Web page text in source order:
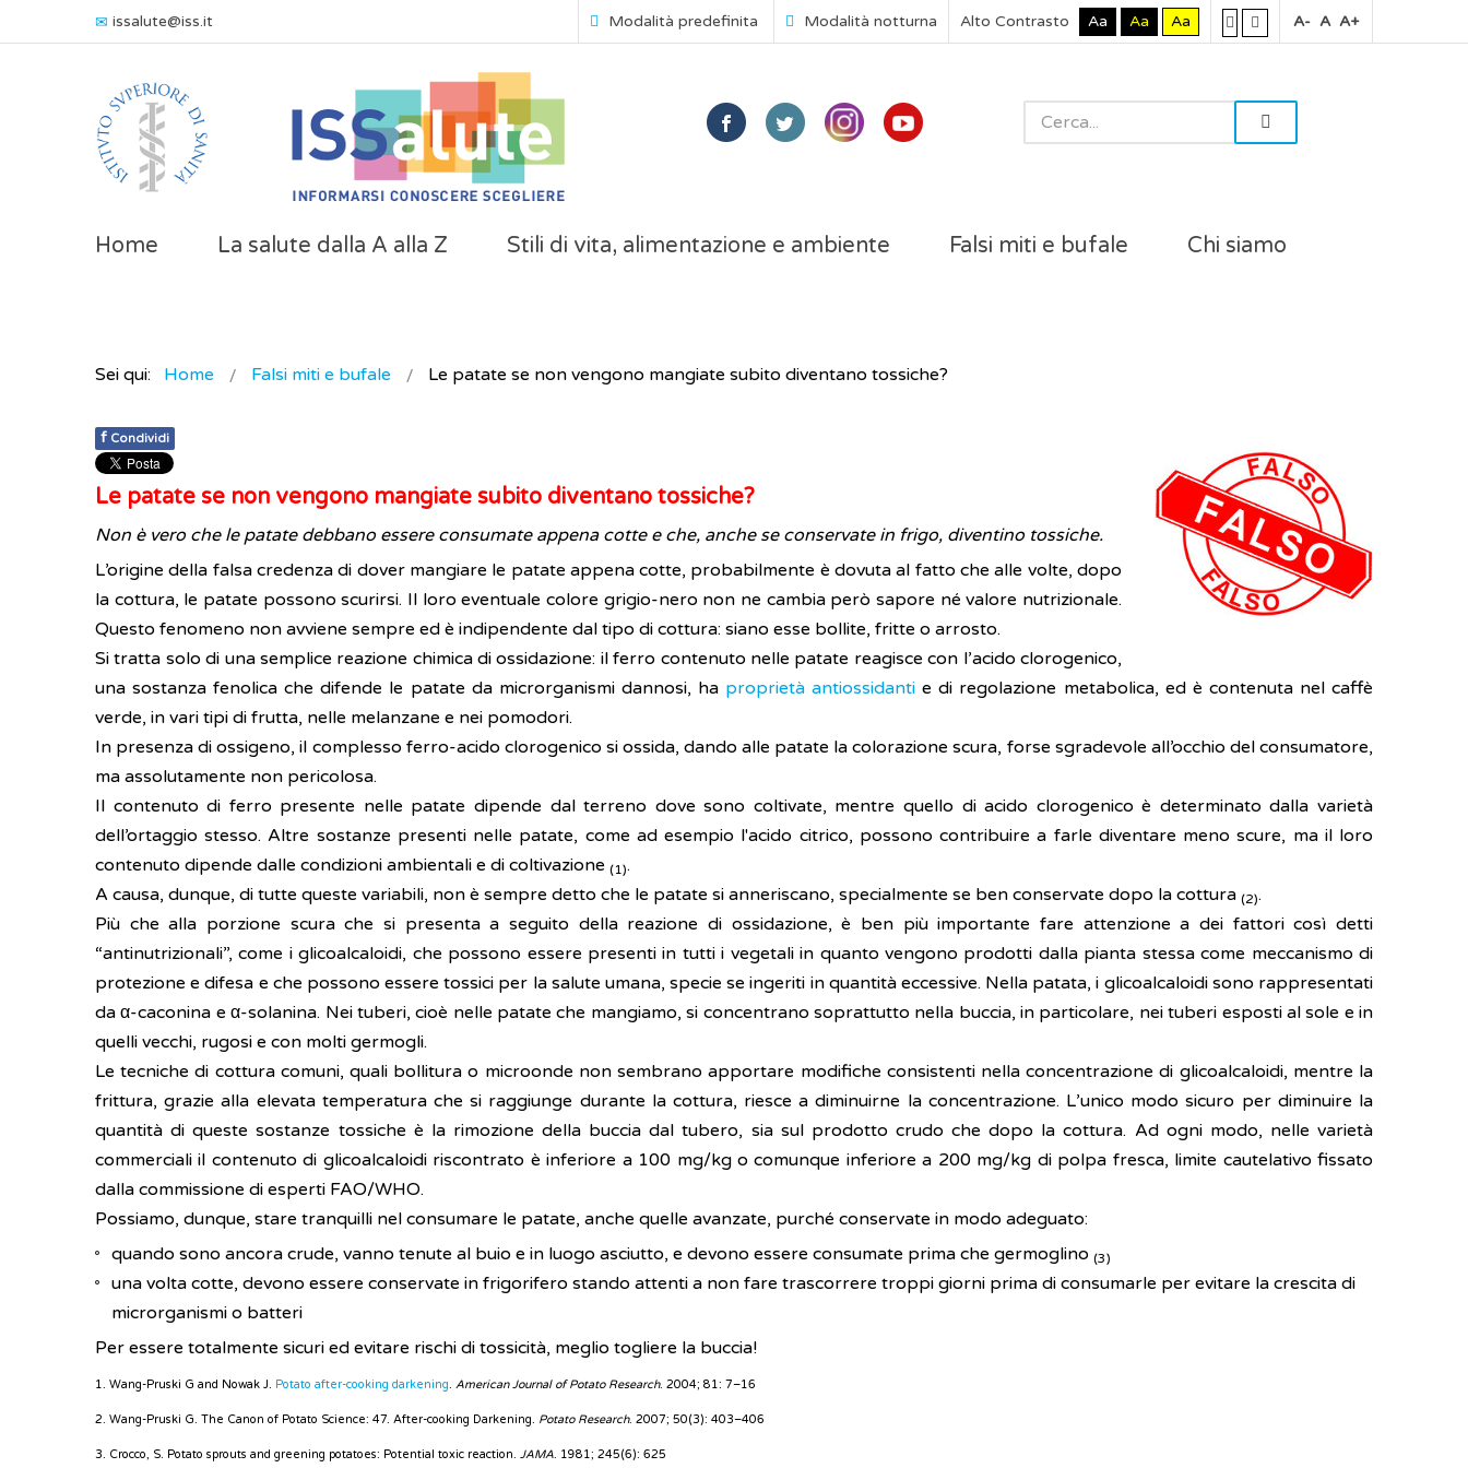
issalute@iss.it Modalità predefinita Modalità notturna Alto Contrasto Aa Aa Aa A- A A+
Home La salute dalla A alla Z Stili di vita, alimentazione e ambiente Falsi miti e bufale Chi siamo
Sei qui: Home Falsi miti e bufale Le patate se non vengono mangiate subito diventano tossiche?
f Condividi
Le patate se non vengono mangiate subito diventano tossiche?
Non è vero che le patate debbano essere consumate appena cotte e che, anche se conservate in frigo, diventino tossiche.
L’origine della falsa credenza di dover mangiare le patate appena cotte, probabilmente è dovuta al fatto che alle volte, dopo
la cottura, le patate possono scurirsi. Il loro eventuale colore grigio-nero non ne cambia però sapore né valore nutrizionale.
Questo fenomeno non avviene sempre ed è indipendente dal tipo di cottura: siano esse bollite, fritte o arrosto.
Si tratta solo di una semplice reazione chimica di ossidazione: il ferro contenuto nelle patate reagisce con l’acido clorogenico,
una sostanza fenolica che difende le patate da microrganismi dannosi, ha proprietà antiossidanti e di regolazione metabolica, ed è contenuta nel caffè
verde, in vari tipi di frutta, nelle melanzane e nei pomodori.
In presenza di ossigeno, il complesso ferro-acido clorogenico si ossida, dando alle patate la colorazione scura, forse sgradevole all’occhio del consumatore,
ma assolutamente non pericolosa.
Il contenuto di ferro presente nelle patate dipende dal terreno dove sono coltivate, mentre quello di acido clorogenico è determinato dalla varietà
dell’ortaggio stesso. Altre sostanze presenti nelle patate, come ad esempio l'acido citrico, possono contribuire a farle diventare meno scure, ma il loro
contenuto dipende dalle condizioni ambientali e di coltivazione (1).
A causa, dunque, di tutte queste variabili, non è sempre detto che le patate si anneriscano, specialmente se ben conservate dopo la cottura (2).
Più che alla porzione scura che si presenta a seguito della reazione di ossidazione, è ben più importante fare attenzione a dei fattori così detti
“antinutrizionali”, come i glicoalcaloidi, che possono essere presenti in tutti i vegetali in quanto vengono prodotti dalla pianta stessa come meccanismo di
protezione e difesa e che possono essere tossici per la salute umana, specie se ingeriti in quantità eccessive. Nella patata, i glicoalcaloidi sono rappresentati
da α-caconina e α-solanina. Nei tuberi, cioè nelle patate che mangiamo, si concentrano soprattutto nella buccia, in particolare, nei tuberi esposti al sole e in
quelli vecchi, rugosi e con molti germogli.
Le tecniche di cottura comuni, quali bollitura o microonde non sembrano apportare modifiche consistenti nella concentrazione di glicoalcaloidi, mentre la
frittura, grazie alla elevata temperatura che si raggiunge durante la cottura, riesce a diminuirne la concentrazione. L’unico modo sicuro per diminuire la
quantità di queste sostanze tossiche è la rimozione della buccia dal tubero, sia sul prodotto crudo che dopo la cottura. Ad ogni modo, nelle varietà
commerciali il contenuto di glicoalcaloidi riscontrato è inferiore a 100 mg/kg o comunque inferiore a 200 mg/kg di polpa fresca, limite cautelativo fissato
dalla commissione di esperti FAO/WHO.
Possiamo, dunque, stare tranquilli nel consumare le patate, anche quelle avanzate, purché conservate in modo adeguato:
quando sono ancora crude, vanno tenute al buio e in luogo asciutto, e devono essere consumate prima che germoglino (3)
una volta cotte, devono essere conservate in frigorifero stando attenti a non fare trascorrere troppi giorni prima di consumarle per evitare la crescita di
microrganismi o batteri
Per essere totalmente sicuri ed evitare rischi di tossicità, meglio togliere la buccia!
1. Wang-Pruski G and Nowak J. Potato after-cooking darkening. American Journal of Potato Research. 2004; 81: 7–16
2. Wang-Pruski G. The Canon of Potato Science: 47. After-cooking Darkening. Potato Research. 2007; 50(3): 403–406
3. Crocco, S. Potato sprouts and greening potatoes: Potential toxic reaction. JAMA. 1981; 245(6): 625